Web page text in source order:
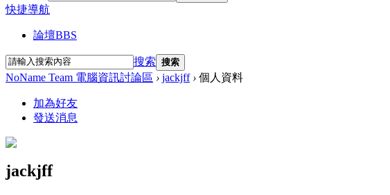
快捷導航
論壇BBS
搜索 搜索
NoName Team 電腦資訊討論區 › jackjff › 個人資料
加為好友
發送消息
jackjff